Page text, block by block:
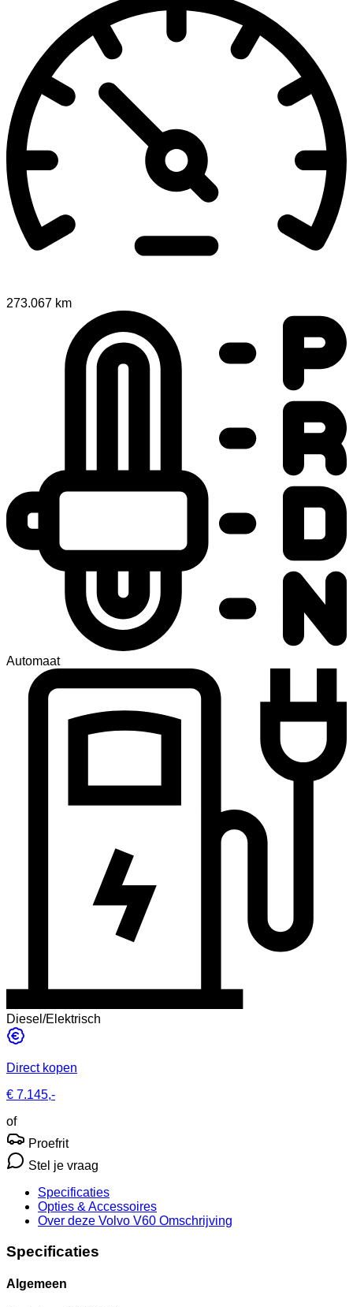
273.067 km
Automaat
Diesel/Elektrisch
Direct kopen
€ 7.145,-
of
Proefrit
Stel je vraag
Specificaties
Opties & Accessoires
Over deze Volvo V60 Omschrijving
Specificaties
Algemeen